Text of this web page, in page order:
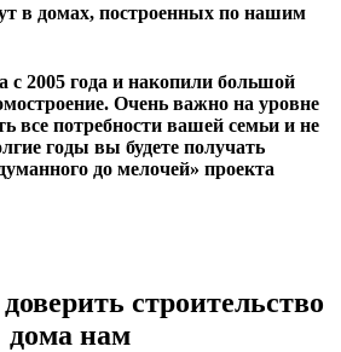
в домах, построенных по нашим
2005 года и накопили большой
Очень важно на уровне
все потребности вашей семьи и не
годы вы будете получать
до мелочей» проекта
строительство
дома нам